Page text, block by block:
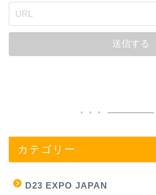
カテゴリー
D23 EXPO JAPAN